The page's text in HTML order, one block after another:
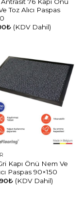
Toz Alıcı Paspas
₺ (KDV Dahil)
Kapı Önü Nem Ve
Paspas 90×150
₺ (KDV Dahil)